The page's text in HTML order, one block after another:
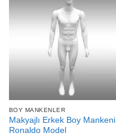
BOY MANKENLER
Makyajlı Erkek Boy Mankeni
Ronaldo Model